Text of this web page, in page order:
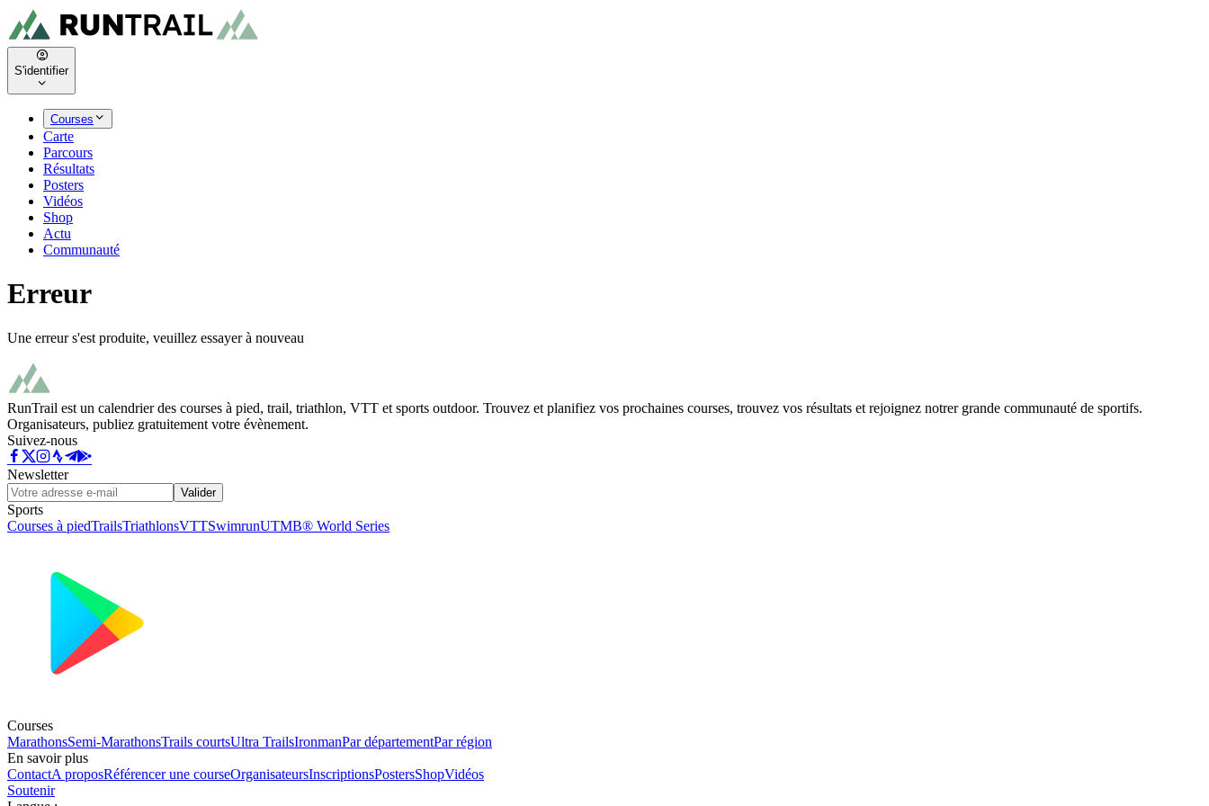
S'identifier
Courses
Carte
Parcours
Résultats
Posters
Vidéos
Shop
Actu
Communauté
Erreur
Une erreur s'est produite, veuillez essayer à nouveau
RunTrail est un calendrier des courses à pied, trail, triathlon, VTT et sports outdoor. Trouvez et planifiez vos prochaines courses, trouvez vos résultats et rejoignez notrer grande communauté de sportifs.
Organisateurs, publiez gratuitement votre évènement.
Suivez-nous
Newsletter
Valider
Sports
Courses à piedTrailsTriathlonsVTTSwimrunUTMB® World Series
Courses
MarathonsSemi-MarathonsTrails courtsUltra TrailsIronmanPar départementPar région
En savoir plus
ContactA proposRéférencer une courseOrganisateursInscriptionsPostersShopVidéos
Soutenir